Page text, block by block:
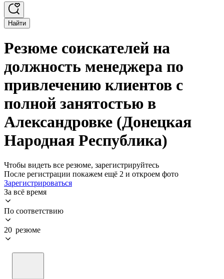
Найти
Резюме соискателей на
должность менеджера по
привлечению клиентов с
полной занятостью в
Александровке (Донецкая
Народная Республика)
Чтобы видеть все резюме, зарегистрируйтесь
После регистрации покажем ещё 2 и откроем фото
Зарегистрироваться
За всё время
По соответствию
20 резюме